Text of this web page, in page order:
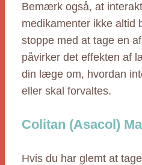
Bemærk også, at
medikamenter ikke altid
stoppe med at tage en
påvirker det effekten af
din læge om, hvordan
eller skal forvaltes.
Colitan (Asacol)
Hvis du har glemt at